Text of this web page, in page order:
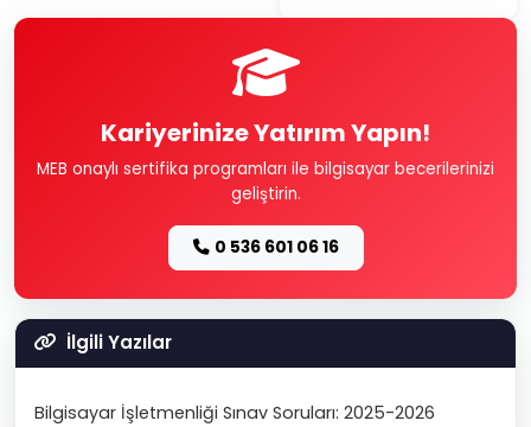
Kariyerinize Yatırım Yapın!
MEB onaylı sertifika programları ile bilgisayar becerilerinizi
geliştirin.
0 536 601 06 16
İlgili Yazılar
Bilgisayar İşletmenliği Sınav Soruları: 2025-2026